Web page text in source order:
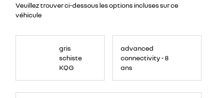
Veuillez trouver ci-dessous les options incluses sur ce
véhicule
gris
schiste
KQG
advanced
connectivity - 8
ans